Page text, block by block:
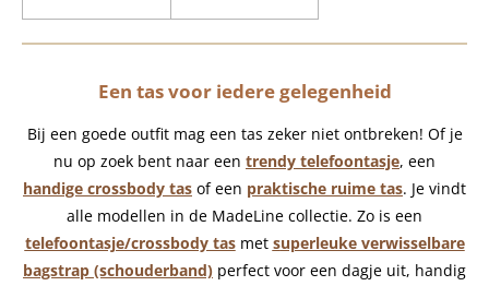
Een tas voor iedere gelegenheid
Bij een goede outfit mag een tas zeker niet ontbreken! Of je
nu op zoek bent naar een trendy telefoontasje, een
handige crossbody tas of een praktische ruime tas. Je vindt
alle modellen in de MadeLine collectie. Zo is een
telefoontasje/crossbody tasmet superleuke verwisselbare
bagstrap (schouderband) perfect voor een dagje uit, handig